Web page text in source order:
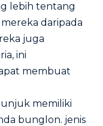
lebih tentang
daripada
juga
ini
membuat
memiliki
bunglon. jenis